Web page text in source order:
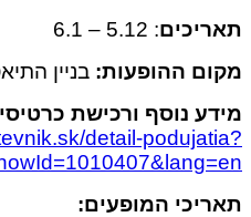
: 5.12 – 6.1
ההופעות:בניין
נוסף ורכישת כרטיסים:
detail-
המופעים: